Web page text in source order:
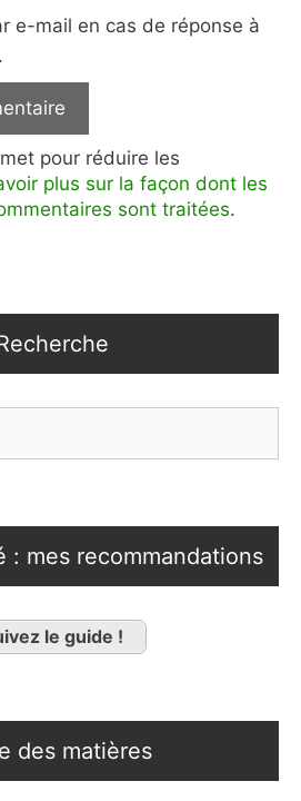
e-mail en cas de réponse à
pour réduire les
plus sur la façon dont les
sont traitées.
: mes recommandations
le guide !
des matières